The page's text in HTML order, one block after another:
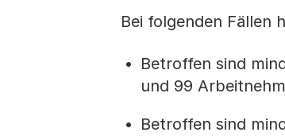
Bei folgenden Fällen
Betroffen sind
und 99
Betroffen sind